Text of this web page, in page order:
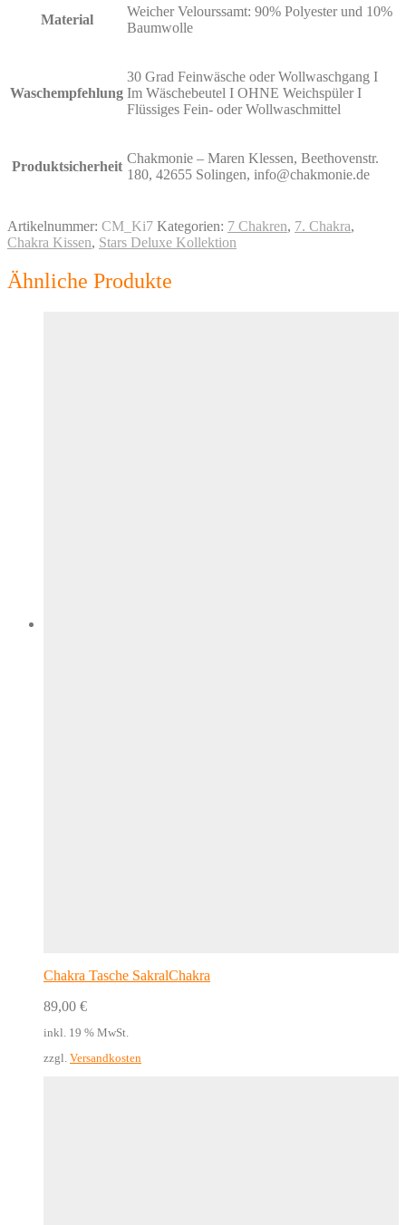
Material
Weicher Velourssamt: 90% Polyester und 10%
Baumwolle
Waschempfehlung
30 Grad Feinwäsche oder Wollwaschgang I
Im Wäschebeutel I OHNE Weichspüler I
Flüssiges Fein- oder Wollwaschmittel
Produktsicherheit
Chakmonie – Maren Klessen, Beethovenstr.
180, 42655 Solingen, info@chakmonie.de
Artikelnummer: CM_Ki7 Kategorien: 7 Chakren, 7. Chakra,
Chakra Kissen, Stars Deluxe Kollektion
Ähnliche Produkte
Chakra Tasche SakralChakra
89,00 €
inkl. 19 % MwSt.
zzgl. Versandkosten